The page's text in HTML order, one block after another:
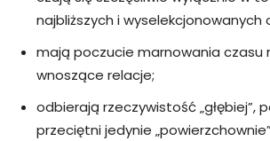
najbliższych i wyselekcjonowanych
mają poczucie marnowania czasu
wnoszące relacje;
odbierają rzeczywistość „głębiej”,
przeciętni jedynie